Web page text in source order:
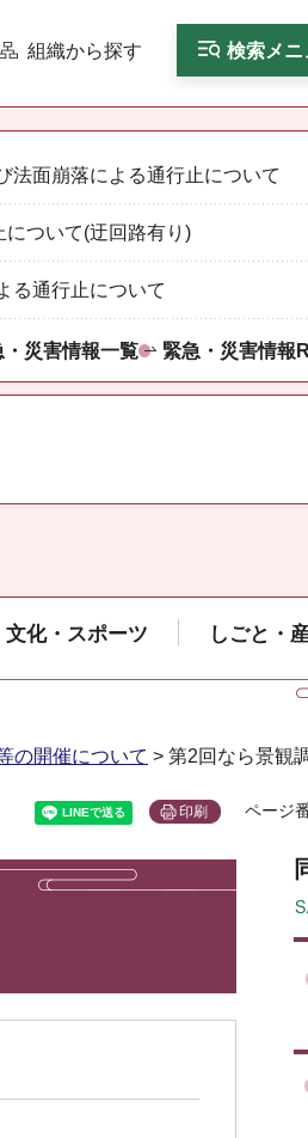
組織から探す 検索メニ
法面崩落による通行止について
ついて(迂回路有り)
る通行止について
・災害情報一覧 緊急・災害情報
文化・スポーツ しごと・
の開催について > 第2回なら景観
印刷 ページ